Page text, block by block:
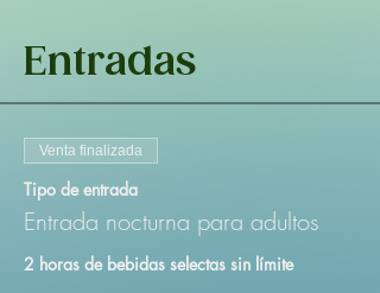
Entradas
Venta finalizada
Tipo de entrada
Entrada nocturna para adultos
2 horas de bebidas selectas sin límite